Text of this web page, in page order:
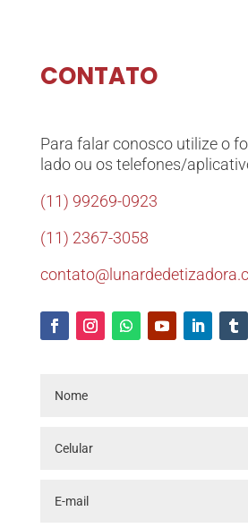
CONTATO
Para falar conosco utilize o
lado ou os telefones/
(11) 99269-0923
(11) 2367-3058